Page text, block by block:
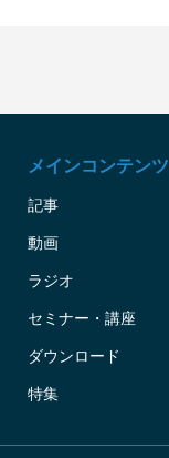
メインコンテンツ
記事
動画
ラジオ
セミナー・講座
ダウンロード
特集